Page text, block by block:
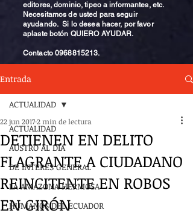
editores, dominio, tipeo a informantes, etc.
Necesitamos de usted para seguir
ayudando. Si lo desea hacer, por favor
aplaste botón QUIERO AYUDAR.
Contacto0968815213.
Entrada
ACTUALIDAD
AUSTRO AL DÍA
DE INTERÉS GENERAL
LA AMAZONA HERMOSA
HUMANOS DEL ECUADOR
ACTUALIDAD
DETIENEN EN DELITO
FLAGRANTE A CIUDADANO
REINCITENTE EN ROBOS
EN GIRÓN
22 jun 20172 min de lectura